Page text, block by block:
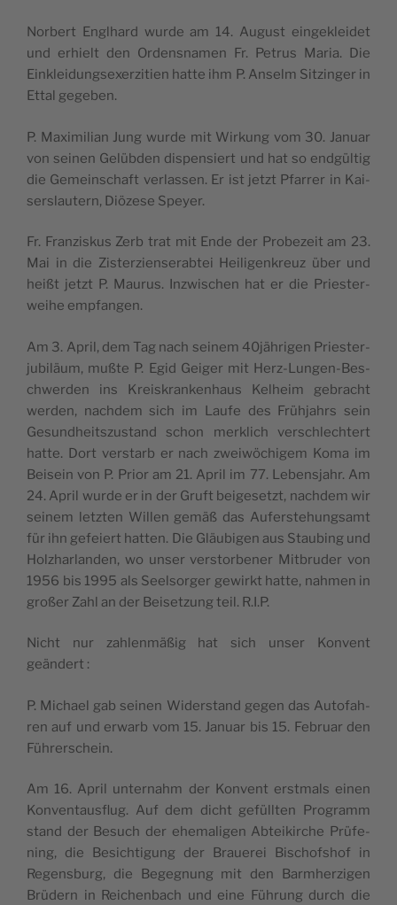
Nor­bert Engl­hard wurde am 14. August ein­gek­lei­det
und erhielt den Ordens­na­men Fr. Petrus Maria. Die
Eink­lei­dung­sexer­zi­tien hatte ihm P. Anselm Sit­zin­ger in
Ettal gegeben.
P. Maxi­mi­lian Jung wurde mit Wir­kung vom 30. Januar
von sei­nen Gelüb­den dis­pen­siert und hat so endgül­tig
die Gemein­schaft ver­las­sen. Er ist jetzt Pfar­rer in Kai­
sers­lau­tern, Diö­zese Speyer.
Fr. Fran­zis­kus Zerb trat mit Ende der Pro­be­zeit am 23.
Mai in die Zis­ter­zien­se­rab­tei Hei­li­gen­kreuz über und
heißt jetzt P. Mau­rus. Inz­wi­schen hat er die Pries­ter­
weihe empfangen.
Am 3. April, dem Tag nach sei­nem 40jährigen Pries­ter­
ju­biläum, mußte P. Egid Gei­ger mit Herz-Lun­gen-Bes­
ch­wer­den ins Kreis­kran­ken­haus Kel­heim gebracht
wer­den, nach­dem sich im Laufe des Früh­jahrs sein
Gesund­heits­zus­tand schon merk­lich ver­schlech­tert
hatte. Dort vers­tarb er nach zweiwö­chi­gem Koma im
Bei­sein von P. Prior am 21. April im 77. Lebens­jahr. Am
24. April wurde er in der Gruft bei­ge­setzt, nach­dem wir
sei­nem letz­ten Willen gemäß das Aufers­te­hung­samt
für ihn gefeiert hat­ten. Die Gläu­bi­gen aus Stau­bing und
Holz­har­lan­den, wo unser vers­tor­be­ner Mit­bru­der von
1956 bis 1995 als Seel­sor­ger gewirkt hatte, nah­men in
großer Zahl an der Bei­set­zung teil. R.I.P.
Nicht nur zah­lenmäßig hat sich unser Konvent
geändert :
P. Michael gab sei­nen Widers­tand gegen das Auto­fah­
ren auf und erwarb vom 15. Januar bis 15. Februar den
Führerschein.
Am 16. April unter­nahm der Konvent erst­mals einen
Kon­ven­taus­flug. Auf dem dicht gefüll­ten Pro­gramm
stand der Besuch der ehe­ma­li­gen Abtei­kirche Prü­fe­
ning, die Besich­ti­gung der Braue­rei Bischof­shof in
Regens­burg, die Bege­gnung mit den Barm­her­zi­gen
Brü­dern in Rei­chen­bach und eine Füh­rung durch die